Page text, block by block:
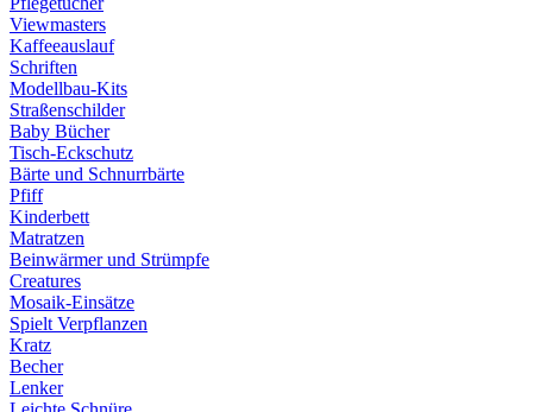
Viewmasters
Kaffeeauslauf
Schriften
Modellbau-Kits
Straßenschilder
Baby Bücher
Tisch-Eckschutz
Bärte und Schnurrbärte
Pfiff
Kinderbett
Matratzen
Beinwärmer und Strümpfe
Creatures
Mosaik-Einsätze
Spielt Verpflanzen
Kratz
Becher
Lenker